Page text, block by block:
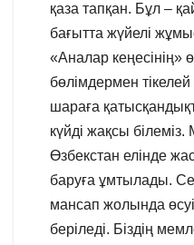
қаза тапқан. Бұл –
бағытта жүйелі
«Аналар кеңесінің»
бөлімдермен
шараға
күйді жақсы
Өзбекстан елінде
баруға ұмтылады.
мансап жолында
беріледі. Біздің